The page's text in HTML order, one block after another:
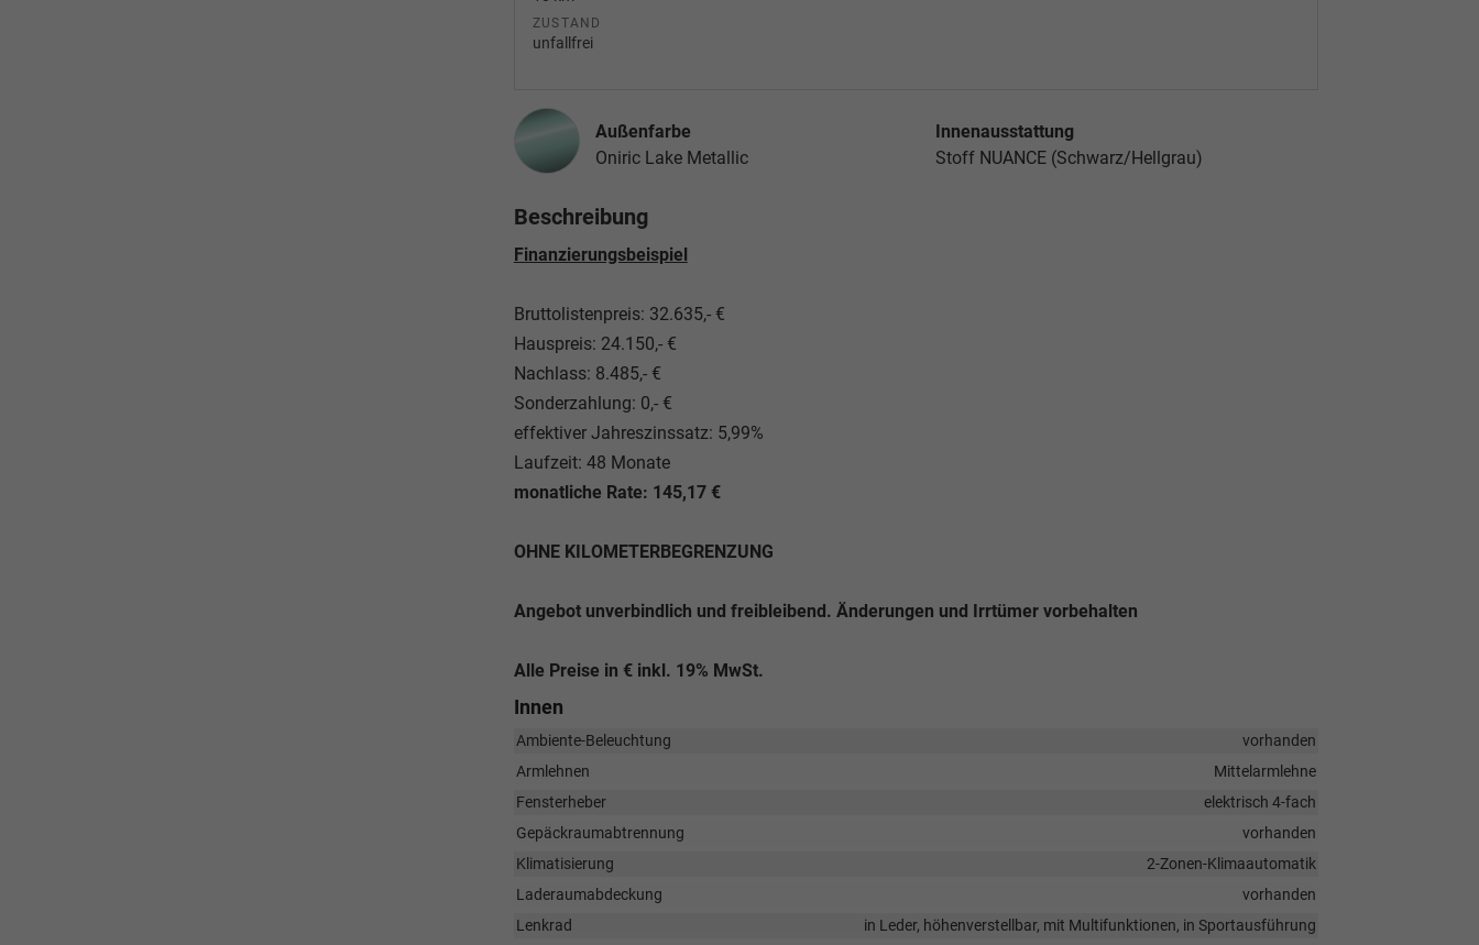
ZUSTAND
unfallfrei
Außenfarbe
Oniric Lake Metallic
Innenausstattung
Stoff NUANCE (Schwarz/Hellgrau)
Beschreibung
Finanzierungsbeispiel
Bruttolistenpreis: 32.635,- €
Hauspreis: 24.150,- €
Nachlass: 8.485,- €
Sonderzahlung: 0,- €
effektiver Jahreszinssatz: 5,99%
Laufzeit: 48 Monate
monatliche Rate: 145,17 €
OHNE KILOMETERBEGRENZUNG
Angebot unverbindlich und freibleibend. Änderungen und Irrtümer vorbehalten
Alle Preise in € inkl. 19% MwSt.
Innen
Ambiente-Beleuchtung
vorhanden
Armlehnen
Mittelarmlehne
Fensterheber
elektrisch 4-fach
Gepäckraumabtrennung
vorhanden
Klimatisierung
2-Zonen-Klimaautomatik
Laderaumabdeckung
vorhanden
Lenkrad
in Leder, höhenverstellbar, mit Multifunktionen, in Sportausführung